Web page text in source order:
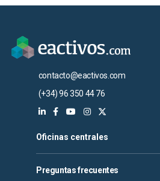
contacto@eactivos.com
(+34) 96 350 44 76
Oficinas centrales
Preguntas frecuentes